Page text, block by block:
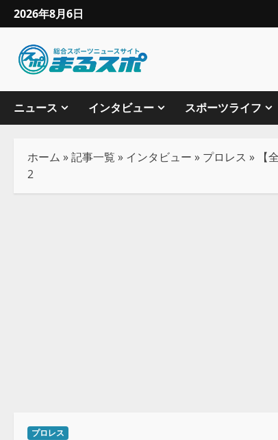
2026年8月6日
ニュース インタビュー スポーツライフ
ホーム »記事一覧 » インタビュー » プロレス » 【
2
プロレス